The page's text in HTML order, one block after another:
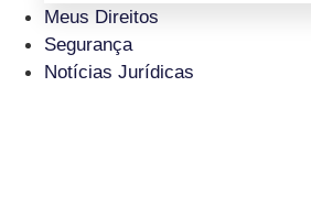
Meus Direitos
Segurança
Notícias Jurídicas